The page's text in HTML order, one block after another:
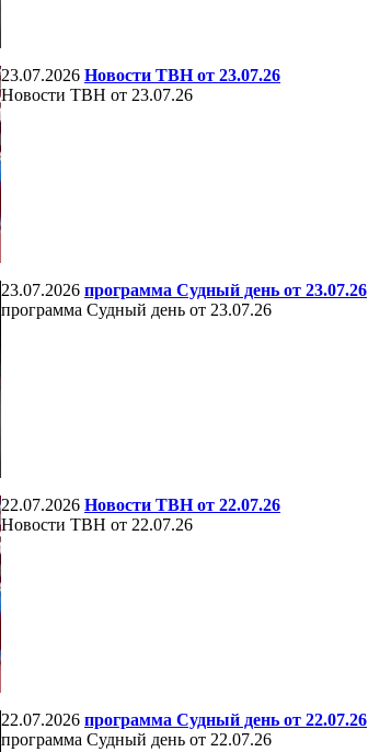
23.07.2026 Новости ТВН от 23.07.26
Новости ТВН от 23.07.26
23.07.2026 программа Судный день от 23.07.26
программа Судный день от 23.07.26
22.07.2026 Новости ТВН от 22.07.26
Новости ТВН от 22.07.26
22.07.2026 программа Судный день от 22.07.26
программа Судный день от 22.07.26